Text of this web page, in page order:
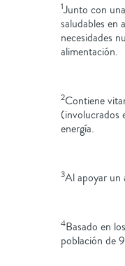
1Junto con
saludables en
necesidades
alimentación.
2Contiene
(involucrados
energía.
3Al apoyar un
4Basado en
población de